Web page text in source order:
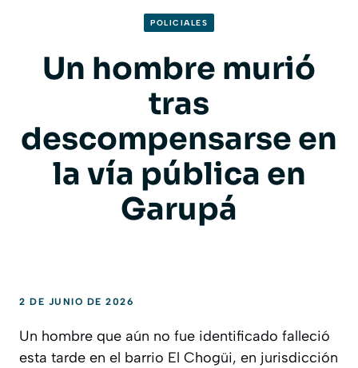
POLICIALES
Un hombre murió
tras
descompensarse en
la vía pública en
Garupá
2 DE JUNIO DE 2026
Un hombre que aún no fue identificado falleció
esta tarde en el barrio El Chogüi, en jurisdicción